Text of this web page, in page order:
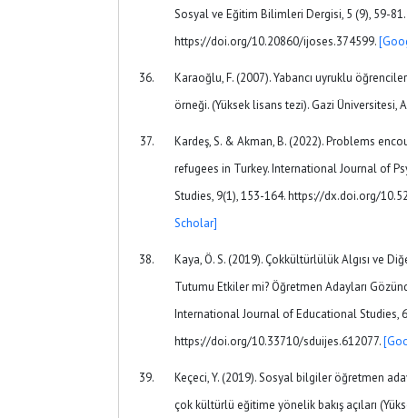
Sosyal ve Eğitim Bilimleri Dergisi, 5 (9), 59-81.
https://doi.org/10.20860/ijoses.374599.
Karaoğlu, F. (2007). Yabancı uyruklu
örneği. (Yüksek lisans tezi). Gazi Üniversitesi,
Kardeş, S. & Akman, B. (2022). Problems
refugees in Turkey. International Journal of
Studies, 9(1), 153-164. https://dx.doi.org/
Scholar]
Kaya, Ö. S. (2019). Çokkültürlülük Algısı ve
Tutumu Etkiler mi? Öğretmen Adayları
International Journal of Educational Studies,
https://doi.org/10.33710/sduijes.612077.
Keçeci, Y. (2019). Sosyal bilgiler öğretmen
çok kültürlü eğitime yönelik bakış açıları